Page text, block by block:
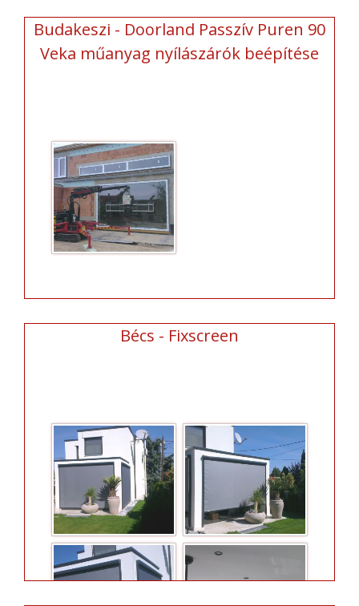
Budakeszi - Doorland Passzív Puren 90
Veka műanyag nyílászárók beépítése
Bécs - Fixscreen